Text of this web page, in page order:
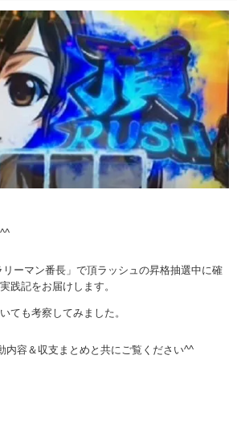
ーマン番長」で頂ラッシュの昇格抽選中に確
践記をお届けします。
ても考察してみました。
内容＆収支まとめと共にご覧ください^^